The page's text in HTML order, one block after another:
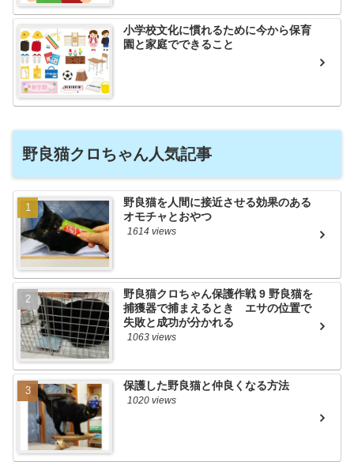
小学校文化に慣れるために今から保育
園と家庭でできること
野良猫クロちゃん人気記事
野良猫を人間に接近させる効果のある
オモチャとおやつ
1614 views
野良猫クロちゃん保護作戦 9 野良猫を
捕獲器で捕まえるとき エサの位置で
失敗と成功が分かれる
1063 views
保護した野良猫と仲良くなる方法
1020 views